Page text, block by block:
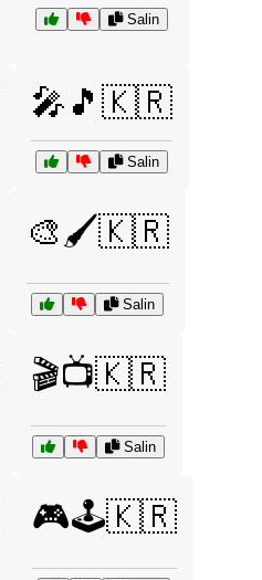
Salin
🎤🎵🇰🇷
Salin
🎨🖌️🇰🇷
Salin
🎬📺🇰🇷
Salin
🎮🕹️🇰🇷